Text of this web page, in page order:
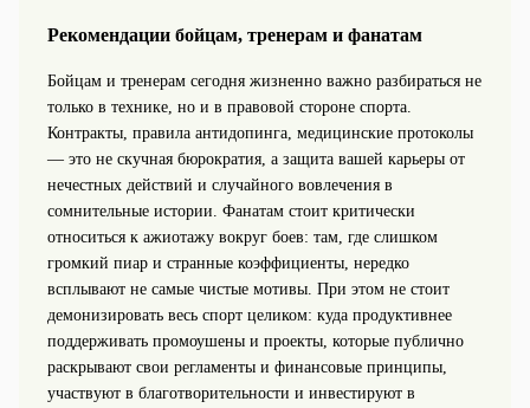
Рекомендации бойцам, тренерам и фанатам
Бойцам и тренерам сегодня жизненно важно разбираться не
только в технике, но и в правовой стороне спорта.
Контракты, правила антидопинга, медицинские протоколы
— это не скучная бюрократия, а защита вашей карьеры от
нечестных действий и случайного вовлечения в
сомнительные истории. Фанатам стоит критически
относиться к ажиотажу вокруг боев: там, где слишком
громкий пиар и странные коэффициенты, нередко
всплывают не самые чистые мотивы. При этом не стоит
демонизировать весь спорт целиком: куда продуктивнее
поддерживать промоушены и проекты, которые публично
раскрывают свои регламенты и финансовые принципы,
участвуют в благотворительности и инвестируют в